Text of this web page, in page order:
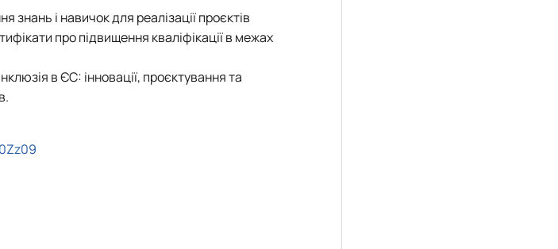
знань і навичок для реалізації проєктів
про підвищення кваліфікації в межах
в ЄС: інновації, проєктування та